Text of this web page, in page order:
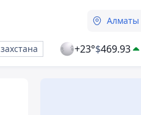
Алматы
+23°$469.93